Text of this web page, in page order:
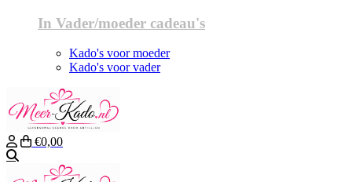
In Vader/moeder cadeau's
Kado's voor moeder
Kado's voor vader
€0,00